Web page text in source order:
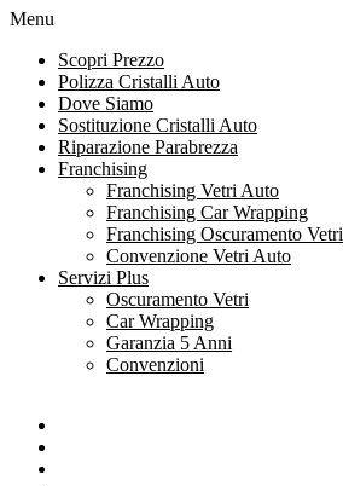
Menu
Scopri Prezzo
Polizza Cristalli Auto
Dove Siamo
Sostituzione Cristalli Auto
Riparazione Parabrezza
Franchising
Franchising Vetri Auto
Franchising Car Wrapping
Franchising Oscuramento Vetri
Convenzione Vetri Auto
Servizi Plus
Oscuramento Vetri
Car Wrapping
Garanzia 5 Anni
Convenzioni